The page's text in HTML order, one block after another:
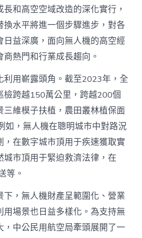
和高空空域改造的深化實行，
換水平將進一個步驟進步，對各
日益深廣，面向無人機的高空經
熱門和行業成長趨向。
利用嶄露頭角。截至2023年，全
檢跨越150萬公里，跨越200個
三維模子扶植，農田叢林植保面
如，無人機在聰明城市中對路況
，在數字城市頂用于疾速獲取實
城市頂用于緊迫救濟法律，在
等。
下，無人機財產呈範圍化、營業
用場景也日益多樣化。為支持無
，中公民用航空局牽頭展開了一